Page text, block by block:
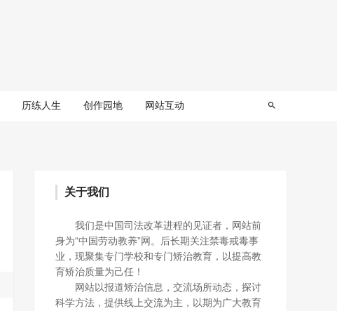
历练人生 创作园地 网站互动
关于我们
我们是中国司法改革进程的见证者，网站前
身为“中国劳动教养”网。后长期关注禁毒戒毒事
业，现聚集专门学校和专门矫治教育，以提高教
育矫治质量为己任！
网站以报道矫治信息，交流场所动态，探讨
科学方法，提供线上交流为主，以期为广大教育